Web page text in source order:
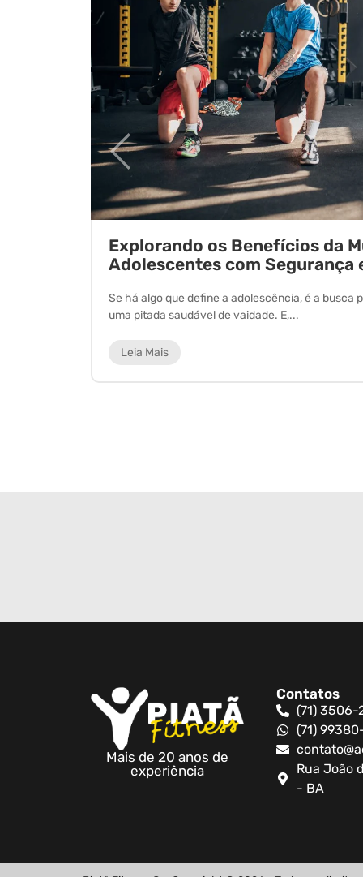
Explorando os Benefícios da
Adolescentes com Segurança
Se há algo que define a adolescência, é a busca
uma pitada saudável de vaidade. E,...
Leia Mais
Mais de 20 anos de
experiência
Contatos
(71) 3506-
(71)
Rua João
- BA